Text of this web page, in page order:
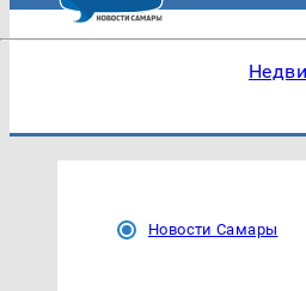
Новости Самары